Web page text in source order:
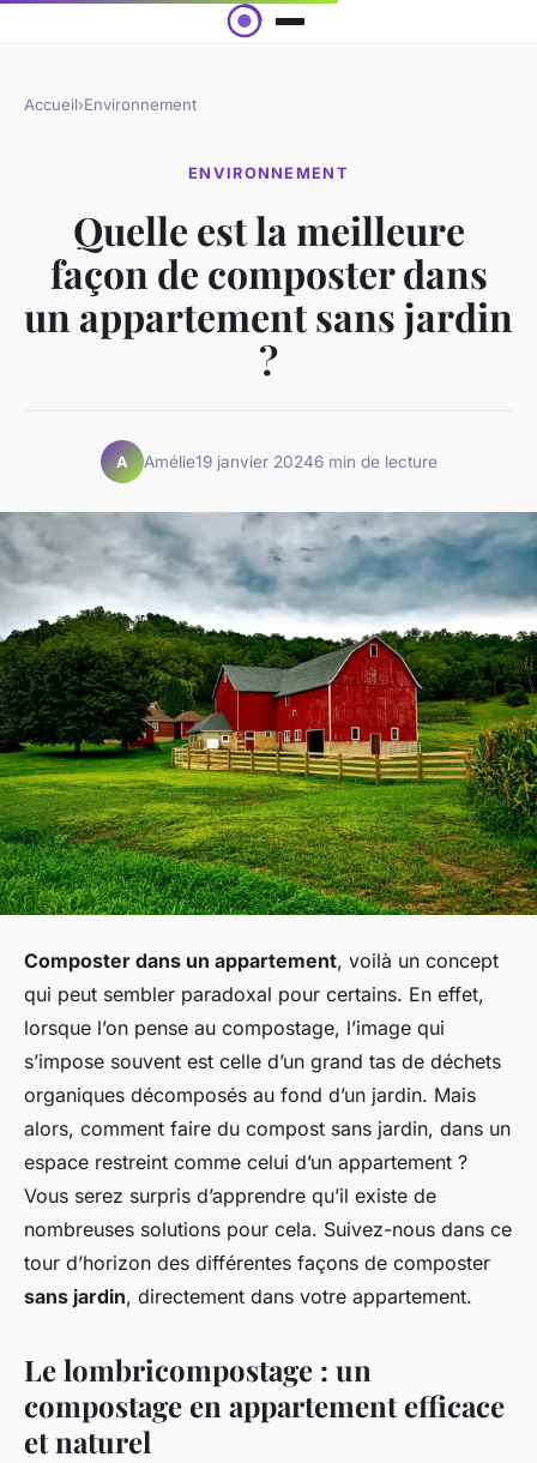
Accueil›Environnement
ENVIRONNEMENT
Quelle est la meilleure
façon de composter dans
un appartement sans jardin
?
A Amélie19 janvier 20246 min de lecture
Composter dans un appartement, voilà un concept
qui peut sembler paradoxal pour certains. En effet,
lorsque l’on pense au compostage, l’image qui
s’impose souvent est celle d’un grand tas de déchets
organiques décomposés au fond d’un jardin. Mais
alors, comment faire du compost sans jardin, dans un
espace restreint comme celui d’un appartement ?
Vous serez surpris d’apprendre qu’il existe de
nombreuses solutions pour cela. Suivez-nous dans ce
tour d’horizon des différentes façons de composter
sans jardin, directement dans votre appartement.
Le lombricompostage : un
compostage en appartement efficace
et naturel